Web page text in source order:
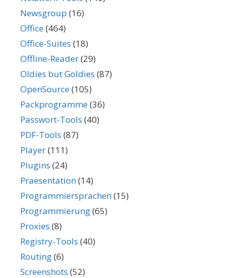
Newsgroup (16)
Office(464)
Office-Suites (18)
Offline-Reader(29)
Oldies but Goldies (87)
OpenSource(105)
Packprogramme(36)
Passwort-Tools (40)
PDF-Tools (87)
Player(111)
Plugins (24)
Praesentation(14)
Programmiersprachen(15)
Programmierung(65)
Proxies (8)
Registry-Tools (40)
Routing(6)
Screenshots (52)